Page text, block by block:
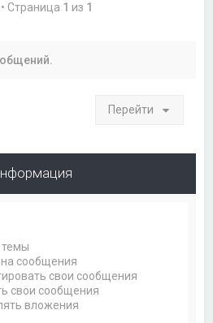
Страница 1 из 1
Перейти
темы
сообщения
свои сообщения
свои сообщения
вложения